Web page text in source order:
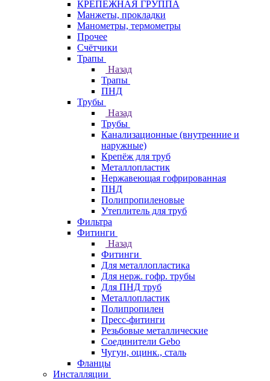
КРЕПЕЖНАЯ ГРУППА
Манжеты, прокладки
Манометры, термометры
Прочее
Счётчики
Трапы
Назад
Трапы
ПНД
Трубы
Назад
Трубы
Канализационные (внутренние и
наружные)
Крепёж для труб
Металлопластик
Нержавеющая гофрированная
ПНД
Полипропиленовые
Утеплитель для труб
Фильтра
Фитинги
Назад
Фитинги
Для металлопластика
Для нерж. гофр. трубы
Для ПНД труб
Металлопластик
Полипропилен
Пресс-фитинги
Резьбовые металлические
Соединители Gebo
Чугун, оцинк., сталь
Фланцы
Инсталляции